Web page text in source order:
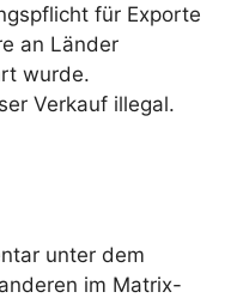
für Exporte
an Länder
wurde.
Verkauf illegal.
unter dem
im Matrix-